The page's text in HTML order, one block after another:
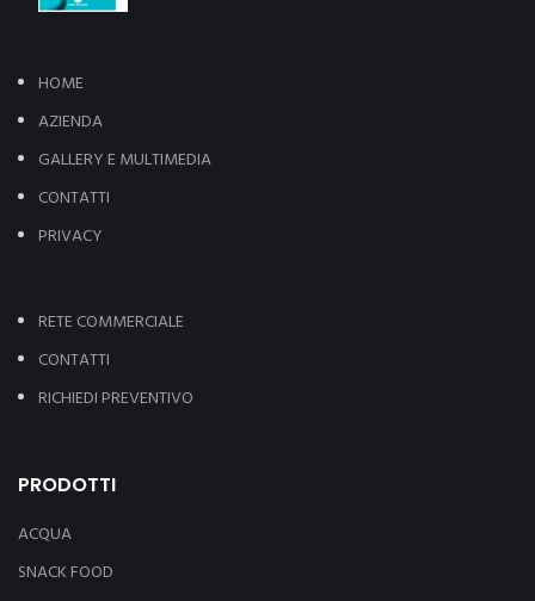
HOME
AZIENDA
GALLERY E MULTIMEDIA
CONTATTI
PRIVACY
RETE COMMERCIALE
CONTATTI
RICHIEDI PREVENTIVO
PRODOTTI
ACQUA
SNACK FOOD